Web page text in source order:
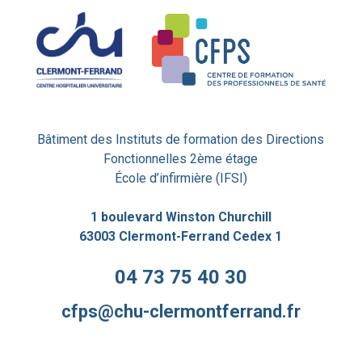
Bâtiment des Instituts de formation des Directions
Fonctionnelles 2ème étage
École d’infirmière (IFSI)
1 boulevard Winston Churchill
63003 Clermont-Ferrand Cedex 1
04 73 75 40 30
cfps@chu-clermontferrand.fr